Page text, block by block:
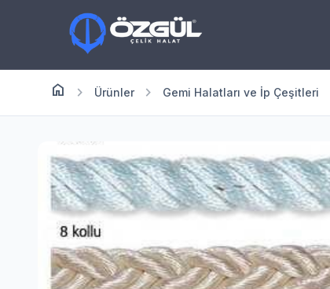
home Anasayfa
chevron_right Ürünler chevron_right Gemi Halatları ve İp Çeşitleri